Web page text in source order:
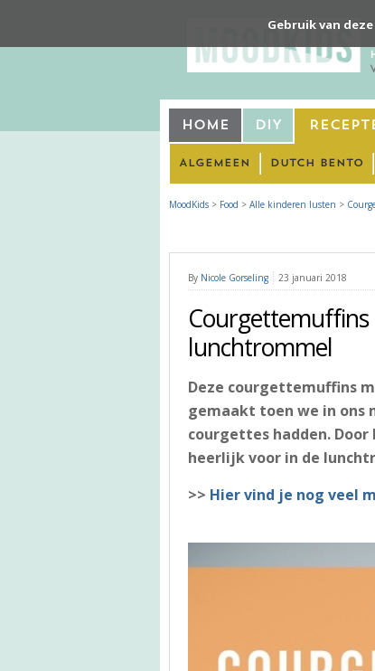
Gebruik van
Home DIY
Algemeen Dutch Bento
MoodKids > Food > Alle kinderen lusten >
By Nicole Gorseling 23 januari 2018
Courgettemuffins
lunchtrommel
Deze courgettemuffins
gemaakt toen we in ons
courgettes hadden.
heerlijk voor in de
>> Hier vind je nog veel